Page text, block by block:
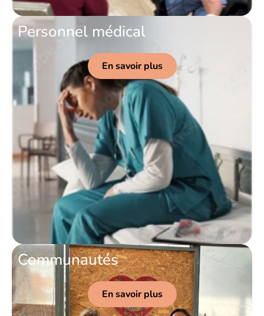
Personnel médical
En savoir plus
Communautés
En savoir plus